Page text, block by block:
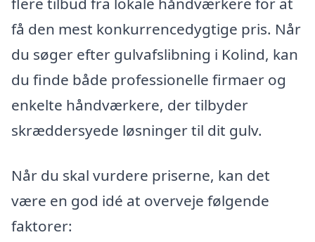
få den mest konkurrencedygtige pris. Når
du søger efter gulvafslibning i Kolind, kan
du finde både professionelle firmaer og
enkelte håndværkere, der tilbyder
skræddersyede løsninger til dit gulv.
Når du skal vurdere priserne, kan det
være en god idé at overveje følgende
faktorer: